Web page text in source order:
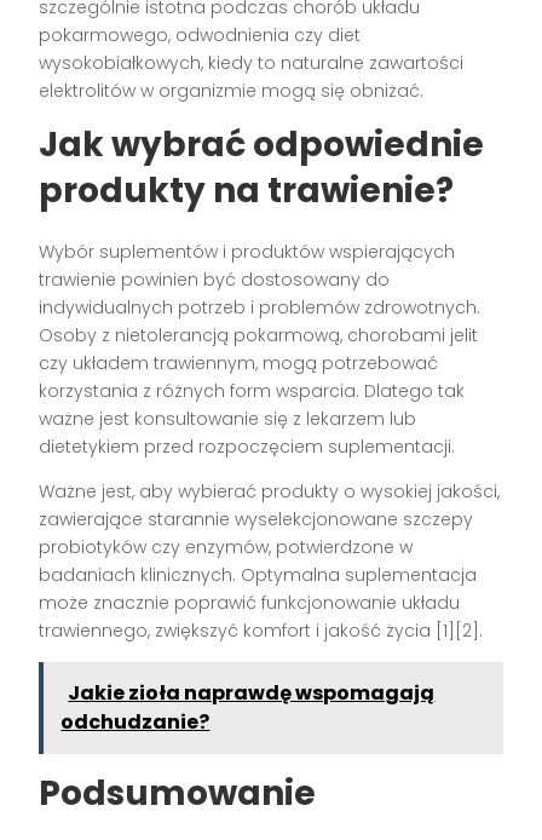
szczególnie istotna podczas chorób układu
pokarmowego, odwodnienia czy diet
wysokobiałkowych, kiedy to naturalne zawartości
elektrolitów w organizmie mogą się obniżać.
Jak wybrać odpowiednie
produkty na trawienie?
Wybór suplementów i produktów wspierających
trawienie powinien być dostosowany do
indywidualnych potrzeb i problemów zdrowotnych.
Osoby z nietolerancją pokarmową, chorobami jelit
czy układem trawiennym, mogą potrzebować
korzystania z różnych form wsparcia. Dlatego tak
ważne jest konsultowanie się z lekarzem lub
dietetykiem przed rozpoczęciem suplementacji.
Ważne jest, aby wybierać produkty o wysokiej jakości,
zawierające starannie wyselekcjonowane szczepy
probiotyków czy enzymów, potwierdzone w
badaniach klinicznych. Optymalna suplementacja
może znacznie poprawić funkcjonowanie układu
trawiennego, zwiększyć komfort i jakość życia [1][2].
Jakie zioła naprawdę wspomagają
odchudzanie?
Podsumowanie